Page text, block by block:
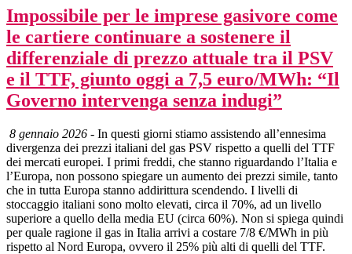
Impossibile per le imprese gasivore come
le cartiere continuare a sostenere il
differenziale di prezzo attuale tra il PSV
e il TTF, giunto oggi a 7,5 euro/MWh: “Il
Governo intervenga senza indugi”
8 gennaio 2026 - In questi giorni stiamo assistendo all’ennesima
divergenza dei prezzi italiani del gas PSV rispetto a quelli del TTF
dei mercati europei. I primi freddi, che stanno riguardando l’Italia e
l’Europa, non possono spiegare un aumento dei prezzi simile, tanto
che in tutta Europa stanno addirittura scendendo. I livelli di
stoccaggio italiani sono molto elevati, circa il 70%, ad un livello
superiore a quello della media EU (circa 60%). Non si spiega quindi
per quale ragione il gas in Italia arrivi a costare 7/8 €/MWh in più
rispetto al Nord Europa, ovvero il 25% più alti di quelli del TTF.